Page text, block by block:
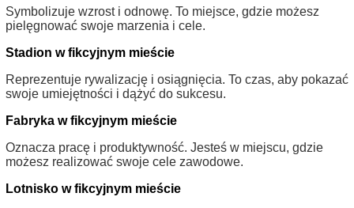
Symbolizuje wzrost i odnowę. To miejsce, gdzie możesz
pielęgnować swoje marzenia i cele.
Stadion w fikcyjnym mieście
Reprezentuje rywalizację i osiągnięcia. To czas, aby pokazać
swoje umiejętności i dążyć do sukcesu.
Fabryka w fikcyjnym mieście
Oznacza pracę i produktywność. Jesteś w miejscu, gdzie
możesz realizować swoje cele zawodowe.
Lotnisko w fikcyjnym mieście